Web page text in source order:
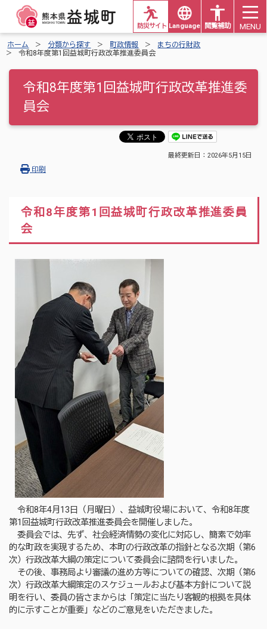
Languages 閲覧補助
防災サイト MENU
ホーム 分類から探す 町政情報
まちの行財政
令和8年度第1回益城町行政改革推進委員会
令和8年度第1回益城町行政改革推進委
員会
最終更新日： 2026年5月15日
印刷
令和8年度第1回益城町行政改革推進委員
会
令和8年4月13日（月曜日）、益城町役場において、令和8年度
第1回益城町行政改革推進委員会を開催しました。
委員会では、先ず、社会経済情勢の変化に対応し、簡素で効率
的な町政を実現するため、本町の行政改革の指針となる次期（第6
次）行政改革大綱の策定について委員会に諮問を行いました。
その後、事務局より審議の進め方等についての確認、次期（第6
次）行政改革大綱策定のスケジュールおよび基本方針について説
明を行い、委員の皆さまからは「策定に当たり客観的根拠を具体
的に示すことが重要」などのご意見をいただきました。